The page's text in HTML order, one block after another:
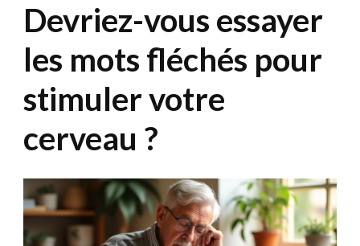
Devriez-vous essayer
les mots fléchés pour
stimuler votre
cerveau ?